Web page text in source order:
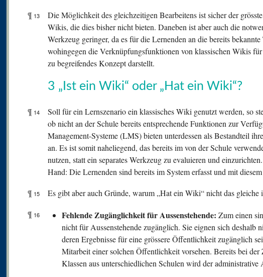
¶ 13
Die Möglichkeit des gleichzeitigen Bearbeitens ist sicher der
Wikis, die dies bisher nicht bieten. Daneben ist aber auch die
Werkzeug geringer, da es für die Lernenden an die bereits
wohingegen die Verknüpfungsfunktionen von klassischen Wikis
zu begreifendes Konzept darstellt.
3 „Ist ein Wiki“ oder „Hat ein Wiki“?
¶ 14
Soll für ein Lernszenario ein klassisches Wiki genutzt werden, so
ob nicht an der Schule bereits entsprechende Funktionen zur
Management-Systeme (LMS) bieten unterdessen als Bestandteil
an. Es ist somit naheliegend, das bereits im von der Schule
nutzen, statt ein separates Werkzeug zu evaluieren und
Hand: Die Lernenden sind bereits im System erfasst und mit
¶ 15
Es gibt aber auch Gründe, warum „Hat ein Wiki“ nicht das
¶ 16 Fehlende Zugänglichkeit für Aussenstehende: Zum einen
nicht für Aussenstehende zugänglich. Sie eignen sich deshalb
deren Ergebnisse für eine grössere Öffentlichkeit zugänglich
Mitarbeit einer solchen Öffentlichkeit vorsehen. Bereits bei der
Klassen aus unterschiedlichen Schulen wird der administrative